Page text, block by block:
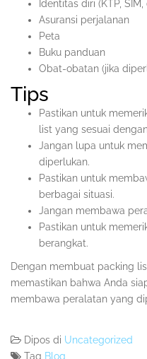
Identitas diri (KTP, SIM,
Asuransi perjalanan
Peta
Buku panduan
Obat-obatan (jika
Tips
Pastikan untuk
list yang sesuai
Jangan lupa untuk
diperlukan.
Pastikan untuk
berbagai situasi.
Jangan membawa
Pastikan untuk
berangkat.
Dengan membuat packing
memastikan bahwa Anda
membawa peralatan yang
Dipos di Uncategorized
Tag Blog